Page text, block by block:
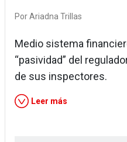
PorAriadna Trillas
Medio sistema
“pasividad” del
de sus inspectores.
Leer más